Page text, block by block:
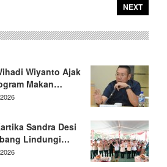
NEXT
Wiyanto Ajak
Makan…
Sandra Desi
Lindungi…